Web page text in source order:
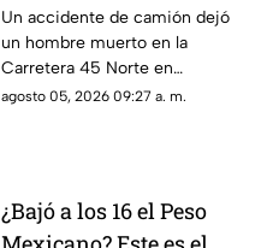
que dejó un hombre
muerto en la Carretera
45 Norte
Un accidente de camión dejó
un hombre muerto en la
Carretera 45 Norte en
Aguascalientes; te contamos
agosto 05, 2026 09:27 a. m.
¿Bajó a los 16 el Peso